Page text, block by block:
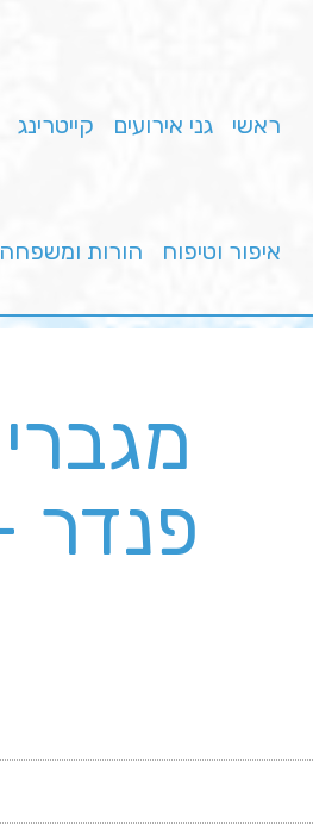
ראשי גני אירועים קייטרינג
איפור וטיפוח הורות ומשפחה
פנדר